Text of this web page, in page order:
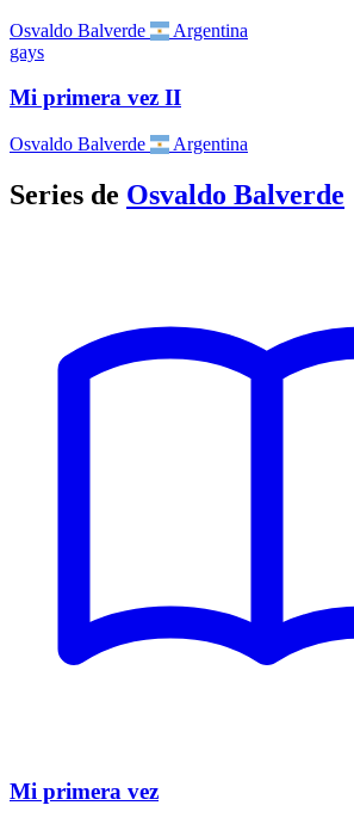
Osvaldo Balverde
Argentina
gays
Mi primera vez II
Osvaldo Balverde Argentina
Series de Osvaldo Balverde
Mi primera vez